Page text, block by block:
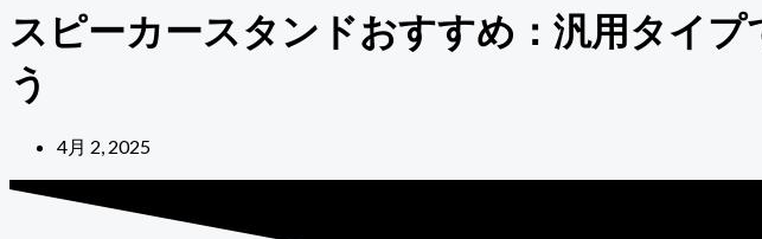
スピーカースタンドおすすめ：汎用タイ
う
4月 2, 2025